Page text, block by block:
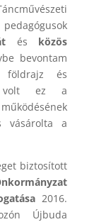
és közös
bevontam
földrajz és
volt ez a
vásárolta a
biztosított
2016.
Újbuda